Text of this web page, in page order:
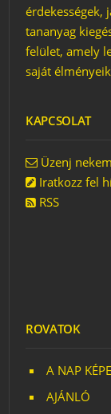
TOJÁS?
érdekességek,
tananyag
felület, amely
saját
KAPCSOLAT
Üzenj
Iratkozz fel
RSS
ROVATOK
A NAP KÉPE
AJÁNLÓ